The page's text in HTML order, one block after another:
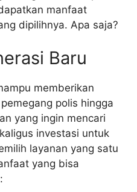
manfaat
dipilihnya. Apa saja?
Baru
memberikan
polis hingga
yang ingin mencari
investasi untuk
layanan yang satu
yang bisa